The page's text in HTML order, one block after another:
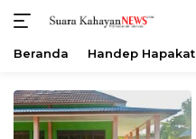
konten
Beranda Handep Hapakat